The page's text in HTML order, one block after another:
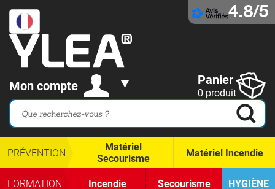
4.8/5
Mon compte Panier
0 produit
PRÉVENTION
Matériel
Secourisme
Matériel Incendie
FORMATION Incendie Secourisme HYGIÈNE